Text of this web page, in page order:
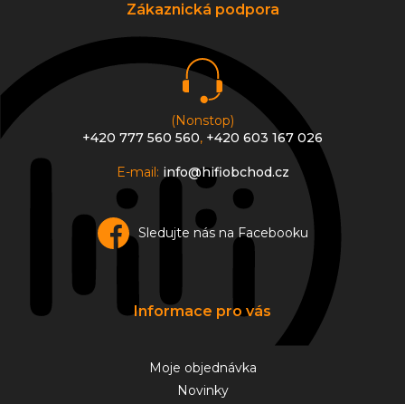
Zákaznická podpora
(Nonstop)
+420 777 560 560, +420 603 167 026
E-mail: info@hifiobchod.cz
Sledujte nás na Facebooku
Informace pro vás
Moje objednávka
Novinky